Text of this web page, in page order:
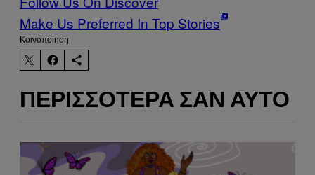
Make Us Preferred In Top Stories
Kοινοποίηση
ΠΕΡΙΣΣΌΤΕΡΑ ΣΑΝ ΑΥΤΌ